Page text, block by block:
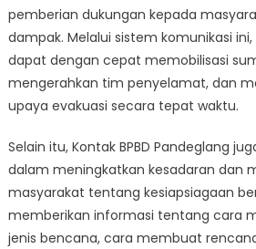
pemberian dukungan kepada
dampak. Melalui sistem komunikasi
dapat dengan cepat memobilisasi
mengerahkan tim penyelamat, dan
upaya evakuasi secara tepat waktu.
Selain itu, Kontak BPBD Pandeglang
dalam meningkatkan kesadaran dan
masyarakat tentang kesiapsiagaan
memberikan informasi tentang cara
jenis bencana, cara membuat